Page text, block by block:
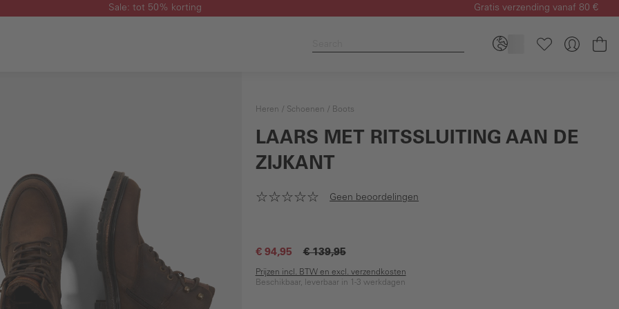
Sale: tot 50% korting Gratis verzending vanaf 80 €
Heren Schoenen Boots
LAARS MET RITSSLUITING AAN DE
ZIJKANT
Geen beoordelingen
€ 94,95 € 139,95
Prijzen incl. BTW en excl. verzendkosten
Beschikbaar, leverbaar in 1-3 werkdagen